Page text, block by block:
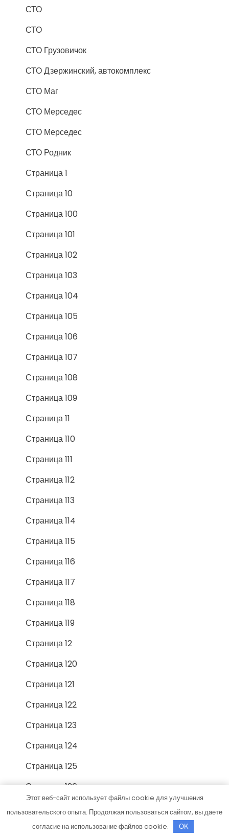
СТО
СТО
СТО Грузовичок
СТО Дзержинский, автокомплекс
СТО Маг
СТО Мерседес
СТО Мерседес
СТО Родник
Страница 1
Страница 10
Страница 100
Страница 101
Страница 102
Страница 103
Страница 104
Страница 105
Страница 106
Страница 107
Страница 108
Страница 109
Страница 11
Страница 110
Страница 111
Страница 112
Страница 113
Страница 114
Страница 115
Страница 116
Страница 117
Страница 118
Страница 119
Страница 12
Страница 120
Страница 121
Страница 122
Страница 123
Страница 124
Страница 125
Страница 126
Страница 128
Этот веб-сайт использует файлы cookie для улучшения
пользовательского опыта. Продолжая пользоваться сайтом, вы даете
согласие на использование файлов cookie.
OK